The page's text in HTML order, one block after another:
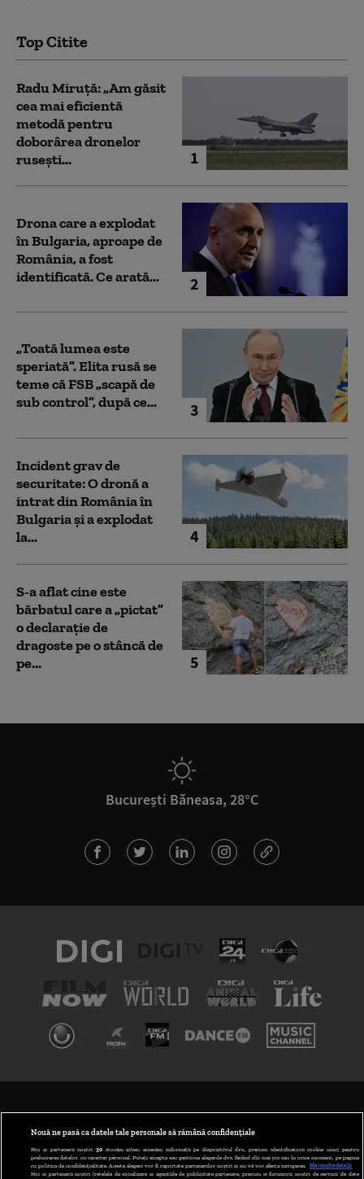
Top Citite
1
Radu Miruță: „Am găsit
cea mai eficientă
metodă pentru
doborârea dronelor
rusești...
2
Drona care a explodat
în Bulgaria, aproape de
România, a fost
identificată. Ce arată...
3
„Toată lumea este
speriată”. Elita rusă se
teme că FSB „scapă de
sub control”, după ce...
4
Incident grav de
securitate: O dronă a
intrat din România în
Bulgaria şi a explodat
la...
5
S-a aflat cine este
bărbatul care a „pictat”
o declarație de
dragoste pe o stâncă de
pe...
București Băneasa, 28°C
ABONARE DIGI TV
Nouă ne pasă ca datele tale personale să rămână confidențiale
Noi și partenerii noștri 30stocăm și/sau accesăm informații pe dispozitivul dvs., precum identificatorii cookie unici pentru
prelucrarea datelor cu caracter personal. Puteți accepta sau gestiona alegerile dvs. făcând clic mai jos sau în orice moment, pe pagina
cu politica de confidențialitate. Aceste alegeri vor fi raportate partenerilor noștri și nu vă vor afecta navigarea.
Mai multe detalii
Noi si partenerii nostri (retelele de socializare si agentiile de publicitate partenere, precum si furnizorii nostri de servicii de date